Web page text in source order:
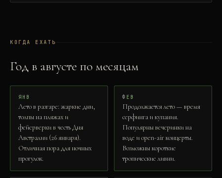
КОГДА ЕХАТЬ
Год в августе по месяцам
ЯНВ
Лето в разгаре: жаркие дни,
толпы на пляжах и
фейерверки в честь Дня
Австралии (26 января).
Отличная пора для ночных
прогулок.
ФЕВ
Продолжается лето — время
серфинга и купания.
Популярны вечеринки на
воде и open-air концерты.
Возможны короткие
тропические ливни.